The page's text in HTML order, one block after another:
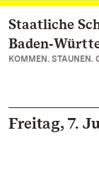
Zum
Staatliche
KOMMEN. STAUNEN.
Freitag, 7.